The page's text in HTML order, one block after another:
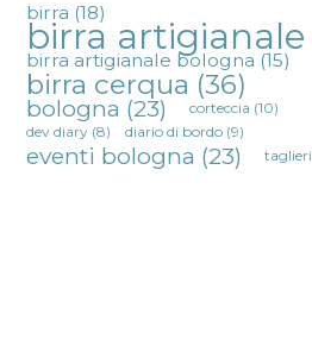
birra (18)
birra artigianale
birra artigianale bologna (15)
birra cerqua (36)
bologna (23) corteccia (10)
dev diary(8) diario di bordo(9)
eventi bologna (23) taglieri